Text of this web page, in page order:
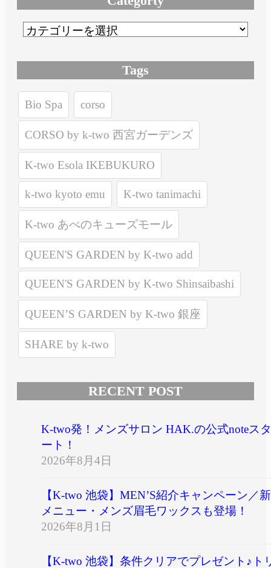
Tags
Bio Spa corso
CORSO by k-two 西宮ガーデンズ
K-two Esola IKEBUKURO
k-two kyoto emu K-two tanimachi
K-two あべのキューズモール
QUEEN'S GARDEN by K-two add
QUEEN'S GARDEN by K-two Shinsaibashi
QUEEN’S GARDEN by K-two 銀座
SHARE by k-two
RECENT POST
K-two発！メンズサロン HAK.の公式noteスタ
ート！
2026年8月4日
【K-two 池袋】MEN’S紹介キャンペーン／新
メニュー・メンズ眉毛ワックスも登場！
2026年8月1日
【K-two 池袋】条件クリアでプレゼント♪ト